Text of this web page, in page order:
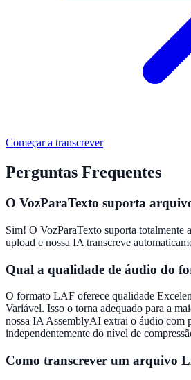
Começar a transcrever
Perguntas Frequentes
O VozParaTexto suporta
Sim! O VozParaTexto suporta totalmente
upload e nossa IA transcreve
Qual a qualidade de áudio do
O formato LAF oferece qualidade
Variável. Isso o torna adequado para a
nossa IA AssemblyAI extrai o áudio com
independentemente do nível de
Como transcrever um arquivo